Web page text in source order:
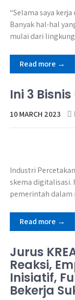
“Selama saya
Banyak hal-hal
mulai dari
Read more →
Ini 3
10 MARCH 2023
Industri
skema digitalisasi.
pemerintah
Read more →
Jurus
Reaksi,
Inisiatif,
Bekerja